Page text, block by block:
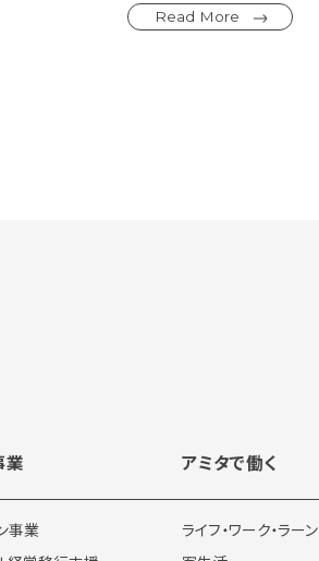
Read More
業
事業
アミタで働く
ライフ・ワーク・ラーン